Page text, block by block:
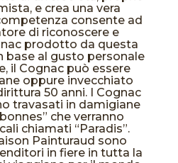
e crea una vera
consente ad
di riconoscere e
prodotto da questa
base al gusto personale
il Cognac può essere
oppure invecchiato
50 anni. I Cognac
travasati in damigiane
che verranno
chiamati “Paradis”.
Painturaud sono
in fiere in tutta la